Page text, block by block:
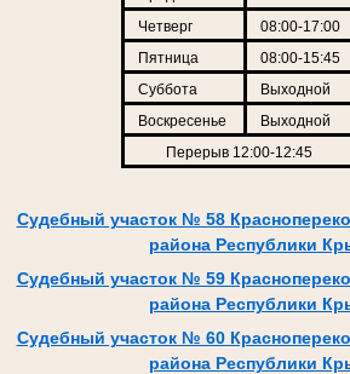
Четверг
08:00-17:00
Пятница
08:00-15:45
Суббота
Выходной
Воскресенье
Выходной
Перерыв 12:00-12:45
Судебный участок № 58
района Республики
Судебный участок № 59
района Республики
Судебный участок № 60
района Республики